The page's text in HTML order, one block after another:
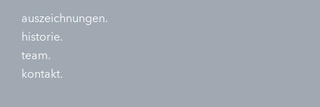
auszeichnungen.
historie.
team.
kontakt.